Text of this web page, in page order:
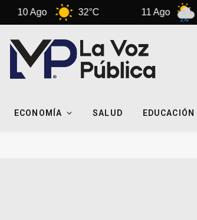
10 Ago 32°C 11 Ago 26°C
ECONOMÍA SALUD EDUCACIÓN